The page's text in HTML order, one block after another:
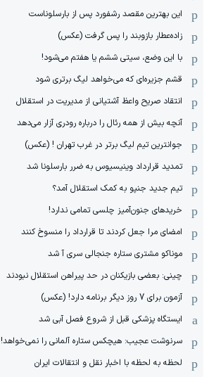
این بهترین مقصد رشفورد پس از بارسلوناست
زاده‌عطار بازوبند را پس گرفت (عکس)
با این وضع، سیتی ششم یا هفتم می‌شود!
قشم جزیره‌ای که می‌خواهد لیگ برتری شود
انتقاد صریح واعظ آشتیانی از مدیریت در استقلال
آنچه بیش از همه رئال را درباره رودری آزار می‌دهد
جوانترین تیم لیگ برتر در غرب تهران ! (عکس)
تمدید قرارداد وینیسیوس به ضرر بارسلونا شد
تیم جدید جنپو به کمک استقلال آمد؟
خریدهای جنون‌آمیز چلسی تمامی ندارد!
امضای مرا جعل کردند تا قرارداد را منسوخ کنند
موناکو مشتری ستاره جنجالی سری آ شد
چینی: بعضی بازیکنان در حد پیراهن استقلال نبودند
آزمون برای 7 روز دیگر برنامه دارد! (عکس)
ایستگاه پزشکی قبل از شروع فصل آبی شد
سرنوشت عجیب: هیچکس ستاره آلمانی را نمی‌خواهد!
لحظه به لحظه با اخبار نقل و انتقالات ایران